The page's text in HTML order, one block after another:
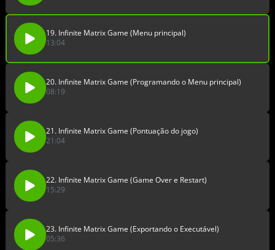
19. Infinite Matrix Game (Menu principal)
13:04
20. Infinite Matrix Game (Programando o Menu principal)
08:19
21. Infinite Matrix Game (Pontuação do jogo)
21:04
22. Infinite Matrix Game (Game Over e Restart)
15:29
23. Infinite Matrix Game (Exportando o Executável)
05:36